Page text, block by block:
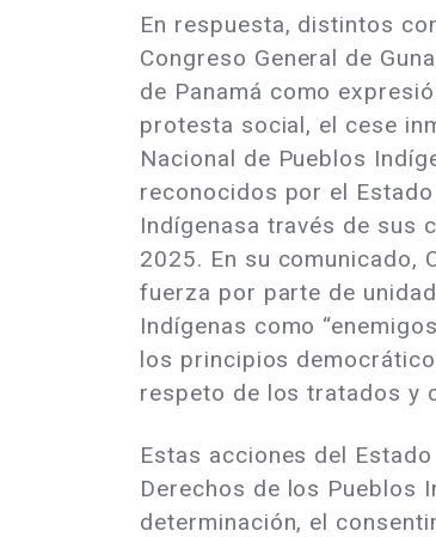
En respuesta, distintos
Congreso General de
de Panamá como
protesta social, el cese
Nacional de Pueblos
reconocidos por el
Indígenasa través de sus
2025. En su comunicado,
fuerza por parte de
Indígenas como
los principios
respeto de los tratados y
Estas acciones del
Derechos de los Pueblos
determinación, el